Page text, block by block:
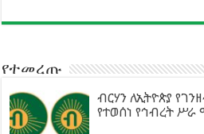
የተመረጡ
ብርሃን ለኢትዮጵያ
የተወሰነ የኅብረት ሥራ